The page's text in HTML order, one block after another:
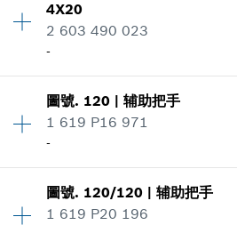
-
零件信息
-
4X20
2 603 490 023
-
數量 14
價格類組: 00
適用機種
顯示在插圖
圖號. 120 |辅助把手
1 619 P16 971
-
價格類組:-
圖號. 120/120 |辅助把手
1 619 P20 196